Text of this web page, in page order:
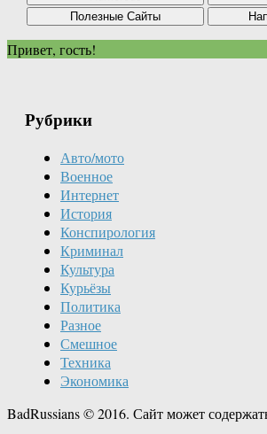
Привет, гость!
Рубрики
Авто/мото
Военное
Интернет
История
Конспирология
Криминал
Культура
Курьёзы
Политика
Разное
Смешное
Техника
Экономика
BadRussians © 2016. Сайт может